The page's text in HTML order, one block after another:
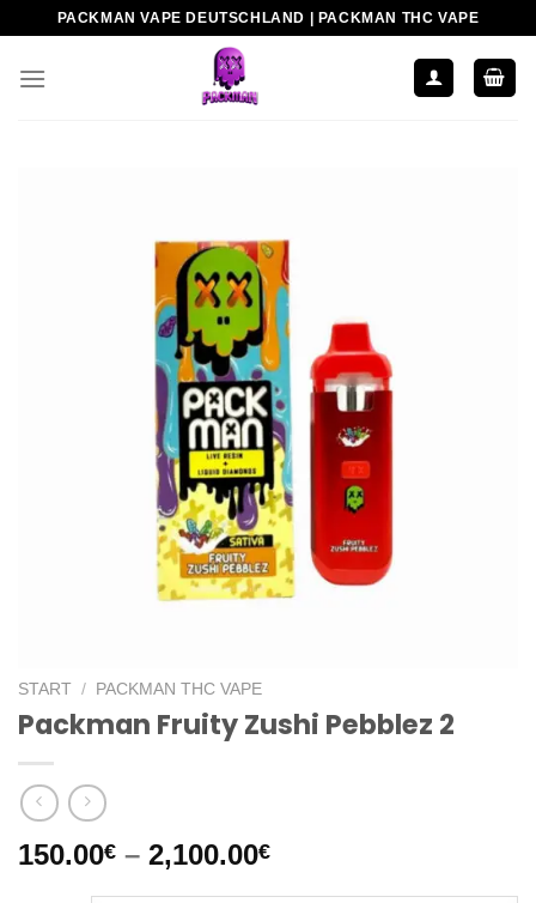
springen
PACKMAN VAPE DEUTSCHLAND | PACKMAN THC VAPE
START / PACKMAN THC VAPE
Packman Fruity Zushi Pebblez 2
150.00€ – 2,100.00€Preisspanne: